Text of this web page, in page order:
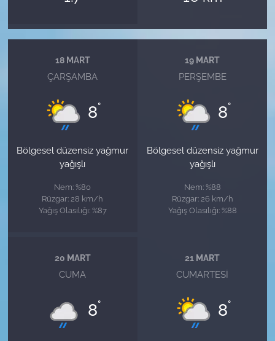
18 MART
ÇARŞAMBA
8°
Bölgesel düzensiz yağmur
yağışlı
Nem: %80
Rüzgar: 28 km/h
Yağış Olasılığı: %87
19 MART
PERŞEMBE
8°
Bölgesel düzensiz yağmur
yağışlı
Nem: %88
Rüzgar: 26 km/h
Yağış Olasılığı: %88
20 MART
CUMA
8°
21 MART
CUMARTESI
8°